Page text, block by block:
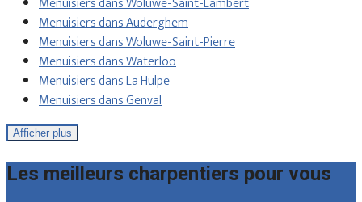
Menuisiers dans Auderghem
Menuisiers dans Woluwe-Saint-Pierre
Menuisiers dans Waterloo
Menuisiers dans La Hulpe
Menuisiers dans Genval
Afficher plus
Les meilleurs charpentiers pour vous